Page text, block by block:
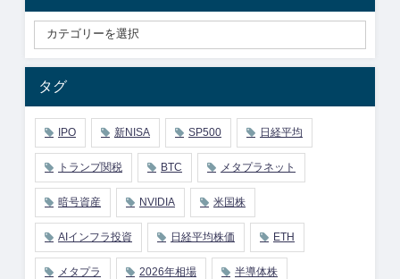
タグ
IPO 新NISA SP500 日経平均
トランプ関税 BTC メタプラネット
暗号資産 NVIDIA 米国株
AIインフラ投資 日経平均株価 ETH
メタプラ 2026年相場 半導体株